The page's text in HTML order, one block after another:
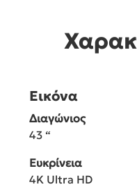
Εικόνα
Διαγώνιος
43 “
Ευκρίνεια
4K Ultra HD